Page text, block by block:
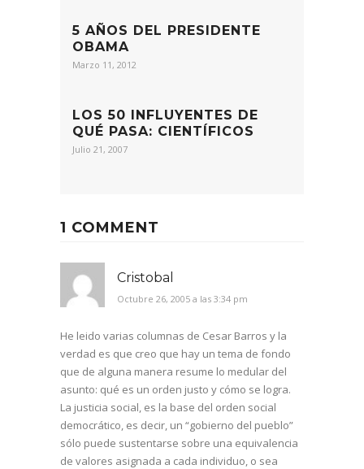
5 AÑOS DEL PRESIDENTE
OBAMA
Marzo 11, 2012
LOS 50 INFLUYENTES DE
QUÉ PASA: CIENTÍFICOS
Julio 21, 2007
1 COMMENT
Cristobal
Octubre 26, 2005 a las 3:34 pm
He leido varias columnas de Cesar Barros y la
verdad es que creo que hay un tema de fondo
que de alguna manera resume lo medular del
asunto: qué es un orden justo y cómo se logra.
La justicia social, es la base del orden social
democrático, es decir, un “gobierno del pueblo”
sólo puede sustentarse sobre una equivalencia
de valores asignada a cada individuo, o sea